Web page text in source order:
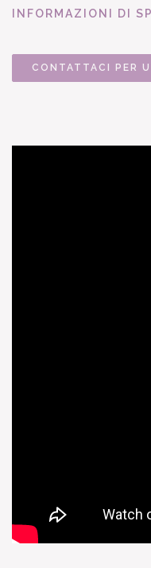
INFORMAZIONI DI
CONTATTACI PER